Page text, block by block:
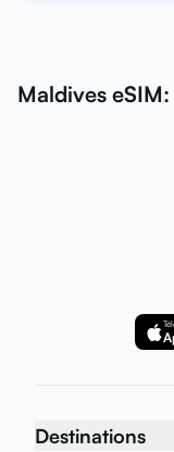
Maldives
Destinations